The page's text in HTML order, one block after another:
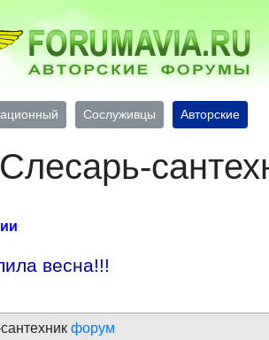
Сослуживцы Авторские
весна!!!
форум